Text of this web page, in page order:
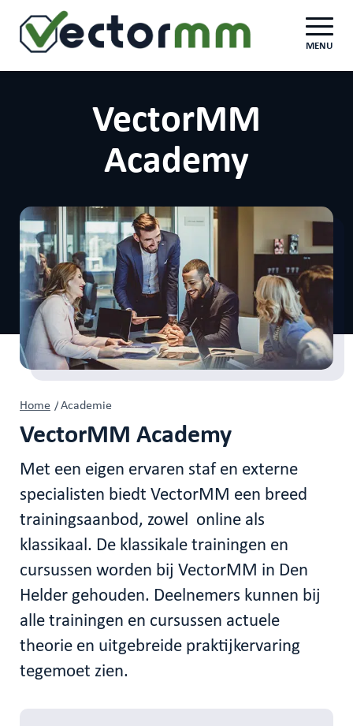
MENU
VectorMM
Academy
Home /Academie
VectorMM Academy
Met een eigen ervaren staf en externe
specialisten biedt VectorMM een breed
trainingsaanbod, zowel online als
klassikaal. De klassikale trainingen en
cursussen worden bij VectorMM in Den
Helder gehouden. Deelnemers kunnen bij
alle trainingen en cursussen actuele
theorie en uitgebreide praktijkervaring
tegemoet zien.